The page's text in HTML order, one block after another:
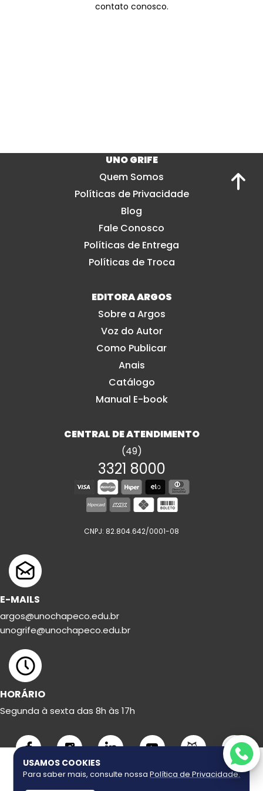
USAMOS COOKIES
Para saber mais, consulte nossaPolítica de Privacidade.
contato conosco.
UNO GRIFE
Quem Somos
Políticas de Privacidade
Blog
Fale Conosco
Políticas de Entrega
Políticas de Troca
EDITORA ARGOS
Sobre a Argos
Voz do Autor
Como Publicar
Anais
Catálogo
Manual E-book
CENTRAL DE ATENDIMENTO
(49)
3321 8000
CNPJ: 82.804.642/0001-08
E-MAILS
argos@unochapeco.edu.br
unogrife@unochapeco.edu.br
HORÁRIO
Segunda à sexta das 8h às 17h
Copyright ©2026Uno Grife. Todos os direitos reservados.